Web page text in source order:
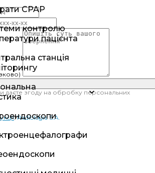
даєте згоду на обробку персональних
Radiologia S.A.
CPAP
контролю
пацієнта
станція